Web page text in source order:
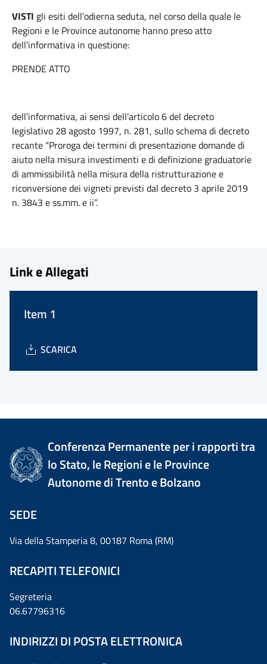
VISTI gli esiti dell’odierna seduta, nel corso della quale le
Regioni e le Province autonome hanno preso atto
dell’informativa in questione:
PRENDE ATTO
dell’informativa, ai sensi dell’articolo 6 del decreto
legislativo 28 agosto 1997, n. 281, sullo schema di decreto
recante “Proroga dei termini di presentazione domande di
aiuto nella misura investimenti e di definizione graduatorie
di ammissibilità nella misura della ristrutturazione e
riconversione dei vigneti previsti dal decreto 3 aprile 2019
n. 3843 e ss.mm. e ii”.
Link e Allegati
Item 1
SCARICA
Conferenza Permanente per i rapporti tra
lo Stato, le Regioni e le Province
Autonome di Trento e Bolzano
SEDE
Via della Stamperia 8, 00187 Roma (RM)
RECAPITI TELEFONICI
Segreteria
06.67796316
INDIRIZZI DI POSTA ELETTRONICA